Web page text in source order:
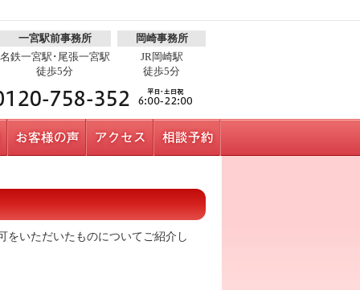
一宮駅前事務所
名鉄一宮駅･尾張一宮駅
徒歩5分
岡崎事務所
JR岡崎駅
徒歩5分
をいただいたものについてご紹介し